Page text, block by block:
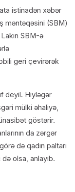
istinadən xəbər
məntəqəsini (SBM)
SBM-ə
geri çevirərək
deyil. Hiyləgər
mülki əhaliyə,
göstərir.
da zərgər
də qadın paltarı
olsa, anlayıb.